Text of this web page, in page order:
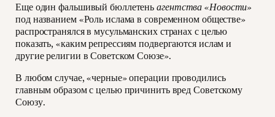
Еще один фальшивый бюллетеньагентства «Новости»
под названием «Роль ислама в современном обществе»
распространялся в мусульманских странах с целью
показать, «каким репрессиям подвергаются ислам и
другие религии в Советском Союзе».
В любом случае, «черные» операции проводились
главным образом с целью причинить вред Советскому
Союзу.